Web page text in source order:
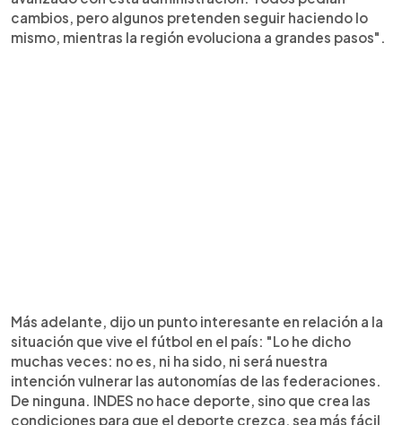
cambios, pero algunos pretenden seguir haciendo lo
mismo, mientras la región evoluciona a grandes pasos".
Más adelante, dijo un punto interesante en relación a la
situación que vive el fútbol en el país: "Lo he dicho
muchas veces: no es, ni ha sido, ni será nuestra
intención vulnerar las autonomías de las federaciones.
De ninguna. INDES no hace deporte, sino que crea las
condiciones para que el deporte crezca, sea más fácil